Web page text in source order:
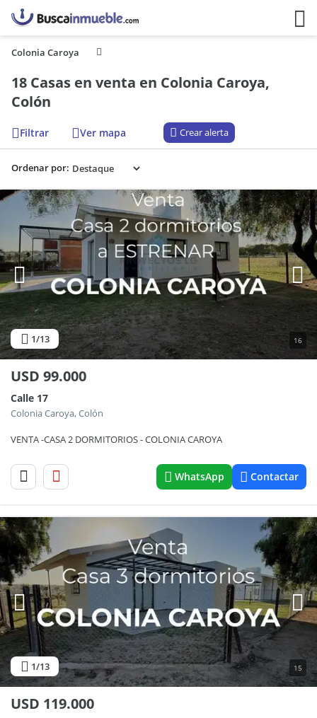
Colonia Caroya
18 Casas en venta en Colonia Caroya,
Colón
Filtrar Ver mapa Crear alerta
Ordenar por:
1/13 16
USD 99.000
Calle 17
Colonia Caroya, Colón
VENTA -CASA 2 DORMITORIOS - COLONIA CAROYA
WhatsApp Contactar
1/13 15
USD 119.000